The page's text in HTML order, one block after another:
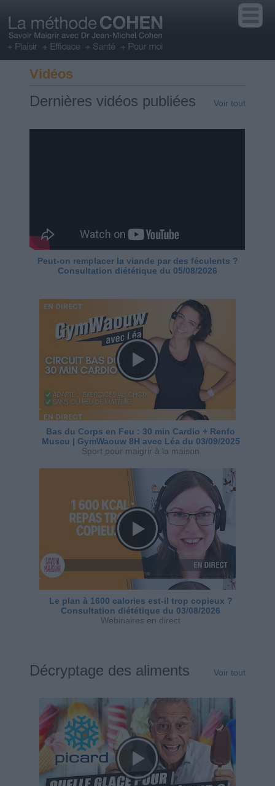
Vidéos
Dernières vidéos publiées Voir tout
Peut-on remplacer la viande par des féculents ?
Consultation diététique du 05/08/2026
Bas du Corps en Feu : 30 min Cardio + Renfo
Muscu | GymWaouw 8H avec Léa du 03/09/2025
Sport pour maigrir à la maison
Le plan à 1600 calories est-il trop copieux ?
Consultation diététique du 03/08/2026
Webinaires en direct
Décryptage des aliments Voir tout